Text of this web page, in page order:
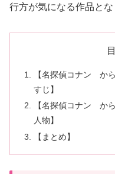
行方が気になる作品とな
【名探偵コナン か
すじ】
【名探偵コナン か
人物】
【まとめ】